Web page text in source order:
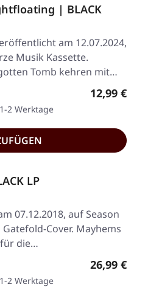
| BLACK
am 12.07.2024,
Musik Kassette.
Tomb kehren mit…
Regulärer
12,99 €
2 Werktage
LP
07.12.2018, auf Season
Cover. Mayhems
die…
Regulärer
26,99 €
2 Werktage